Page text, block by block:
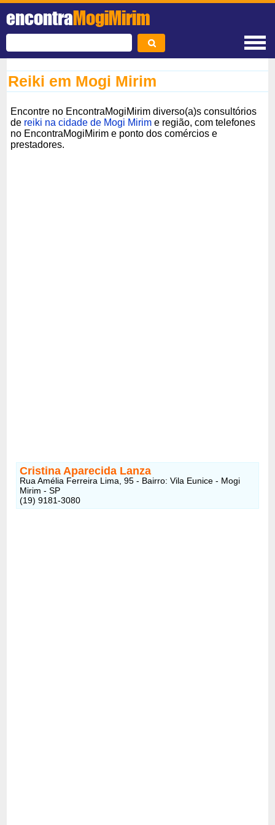
encontraMogiMirim
Reiki em Mogi Mirim
Encontre no EncontraMogiMirim diverso(a)s consultórios
de reiki na cidade de Mogi Mirim e região, com telefones
no EncontraMogiMirim e ponto dos comércios e
prestadores.
Cristina Aparecida Lanza
Rua Amélia Ferreira Lima, 95 - Bairro: Vila Eunice - Mogi
Mirim - SP
(19) 9181-3080